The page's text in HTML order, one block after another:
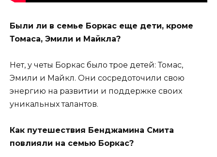
Были ли в семье Боркас еще дети, кроме
Томаса, Эмили и Майкла?
Нет, у четы Боркас было трое детей: Томас,
Эмили и Майкл. Они сосредоточили свою
энергию на развитии и поддержке своих
уникальных талантов.
Как путешествия Бенджамина Смита
повлияли на семью Боркас?